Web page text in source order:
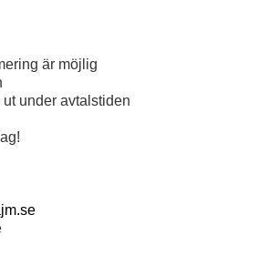
är möjlig
under avtalstiden